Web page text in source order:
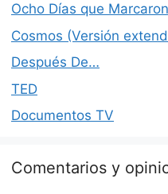
Ocho Días que
Cosmos (Versión
Después De…
TED
Documentos TV
Comentarios y